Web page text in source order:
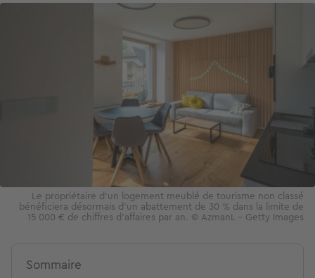
Image
Le propriétaire d’un logement meublé de tourisme non classé
bénéficiera désormais d’un abattement de 30 % dans la limite de
15 000 € de chiffres d’affaires par an. © AzmanL - Getty Images
Sommaire